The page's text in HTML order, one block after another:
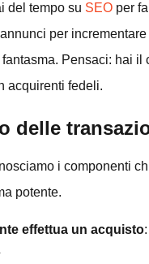
del tempo su SEO per
per
Pensaci: hai
acquirenti fedeli.
delle
i componenti
potente.
effettua un acquisto